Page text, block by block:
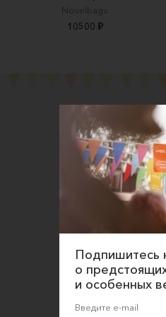
Novelbags
10500 ₽
Подпишитесь на
Соглашаюсь на
сПолитикой
О нас
Подпишитесь
о
и особенных